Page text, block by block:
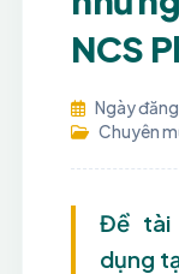
NCS
Ngày
Chuyên
Đề tài
dụng